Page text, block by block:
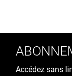
Accédez sans